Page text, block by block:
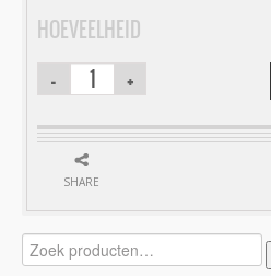
HOEVEELHEID
SHARE
Zoeken
naar: